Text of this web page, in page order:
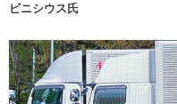
ビニシウス氏